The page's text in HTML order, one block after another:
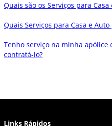
Quais são os Serviços para
Quais Serviços para Casa e
Tenho serviço na minha apólice
contratá-lo?
Links Rápidos